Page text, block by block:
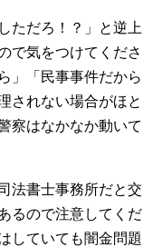
ただろ！？」と逆上
で気をつけてくださ
」「民事事件だから
されない場合がほと
察はなかなか動いて
法書士事務所だと交
るので注意してくだ
していても闇金問題